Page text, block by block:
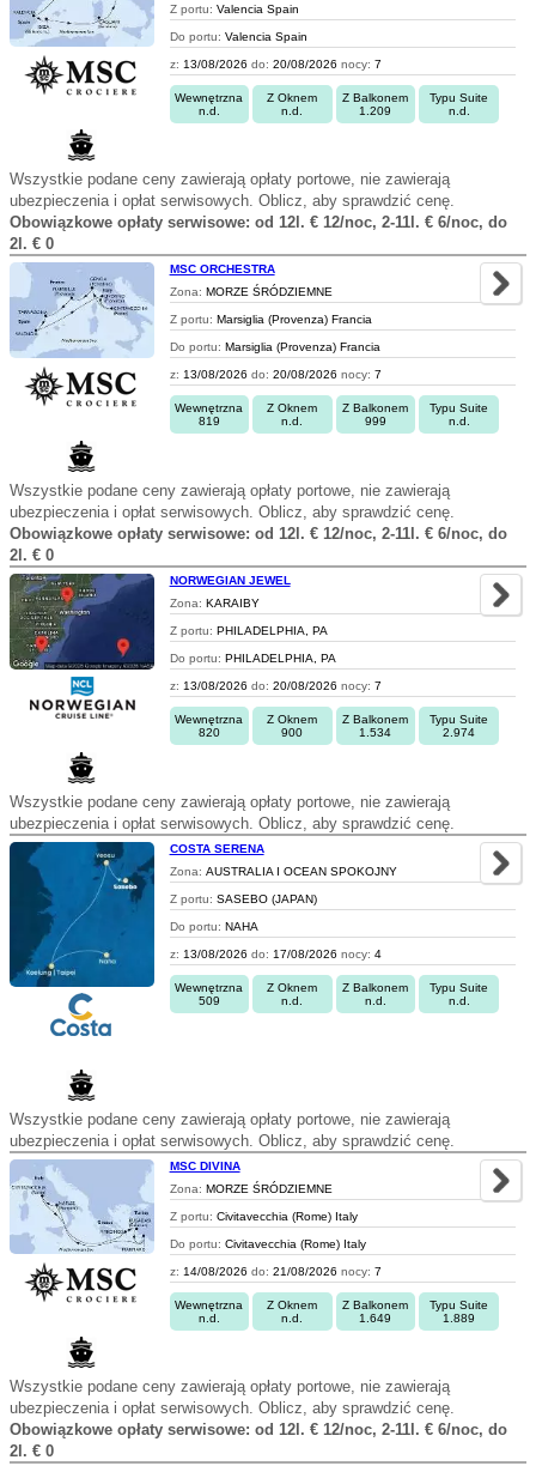
Z portu: Valencia Spain
Do portu: Valencia Spain
z: 13/08/2026 do: 20/08/2026 nocy: 7
Wewnętrzna
n.d.
Z Oknem
n.d.
Z Balkonem
1.209
Typu Suite
n.d.
Wszystkie podane ceny zawierają opłaty portowe, nie zawierają
ubezpieczenia i opłat serwisowych. Oblicz, aby sprawdzić cenę.
Obowiązkowe opłaty serwisowe: od 12l. € 12/noc, 2-11l. € 6/noc, do
2l. € 0
MSC ORCHESTRA
Zona: MORZE ŚRÓDZIEMNE
Z portu: Marsiglia (Provenza) Francia
Do portu: Marsiglia (Provenza) Francia
z: 13/08/2026 do: 20/08/2026 nocy: 7
Wewnętrzna
819
Z Oknem
n.d.
Z Balkonem
999
Typu Suite
n.d.
Wszystkie podane ceny zawierają opłaty portowe, nie zawierają
ubezpieczenia i opłat serwisowych. Oblicz, aby sprawdzić cenę.
Obowiązkowe opłaty serwisowe: od 12l. € 12/noc, 2-11l. € 6/noc, do
2l. € 0
NORWEGIAN JEWEL
Zona: KARAIBY
Z portu: PHILADELPHIA, PA
Do portu: PHILADELPHIA, PA
z: 13/08/2026 do: 20/08/2026 nocy: 7
Wewnętrzna
820
Z Oknem
900
Z Balkonem
1.534
Typu Suite
2.974
Wszystkie podane ceny zawierają opłaty portowe, nie zawierają
ubezpieczenia i opłat serwisowych. Oblicz, aby sprawdzić cenę.
COSTA SERENA
Zona: AUSTRALIA I OCEAN SPOKOJNY
Z portu: SASEBO (JAPAN)
Do portu: NAHA
z: 13/08/2026 do: 17/08/2026 nocy: 4
Wewnętrzna
509
Z Oknem
n.d.
Z Balkonem
n.d.
Typu Suite
n.d.
Wszystkie podane ceny zawierają opłaty portowe, nie zawierają
ubezpieczenia i opłat serwisowych. Oblicz, aby sprawdzić cenę.
MSC DIVINA
Zona: MORZE ŚRÓDZIEMNE
Z portu: Civitavecchia (Rome) Italy
Do portu: Civitavecchia (Rome) Italy
z: 14/08/2026 do: 21/08/2026 nocy: 7
Wewnętrzna
n.d.
Z Oknem
n.d.
Z Balkonem
1.649
Typu Suite
1.889
Wszystkie podane ceny zawierają opłaty portowe, nie zawierają
ubezpieczenia i opłat serwisowych. Oblicz, aby sprawdzić cenę.
Obowiązkowe opłaty serwisowe: od 12l. € 12/noc, 2-11l. € 6/noc, do
2l. € 0